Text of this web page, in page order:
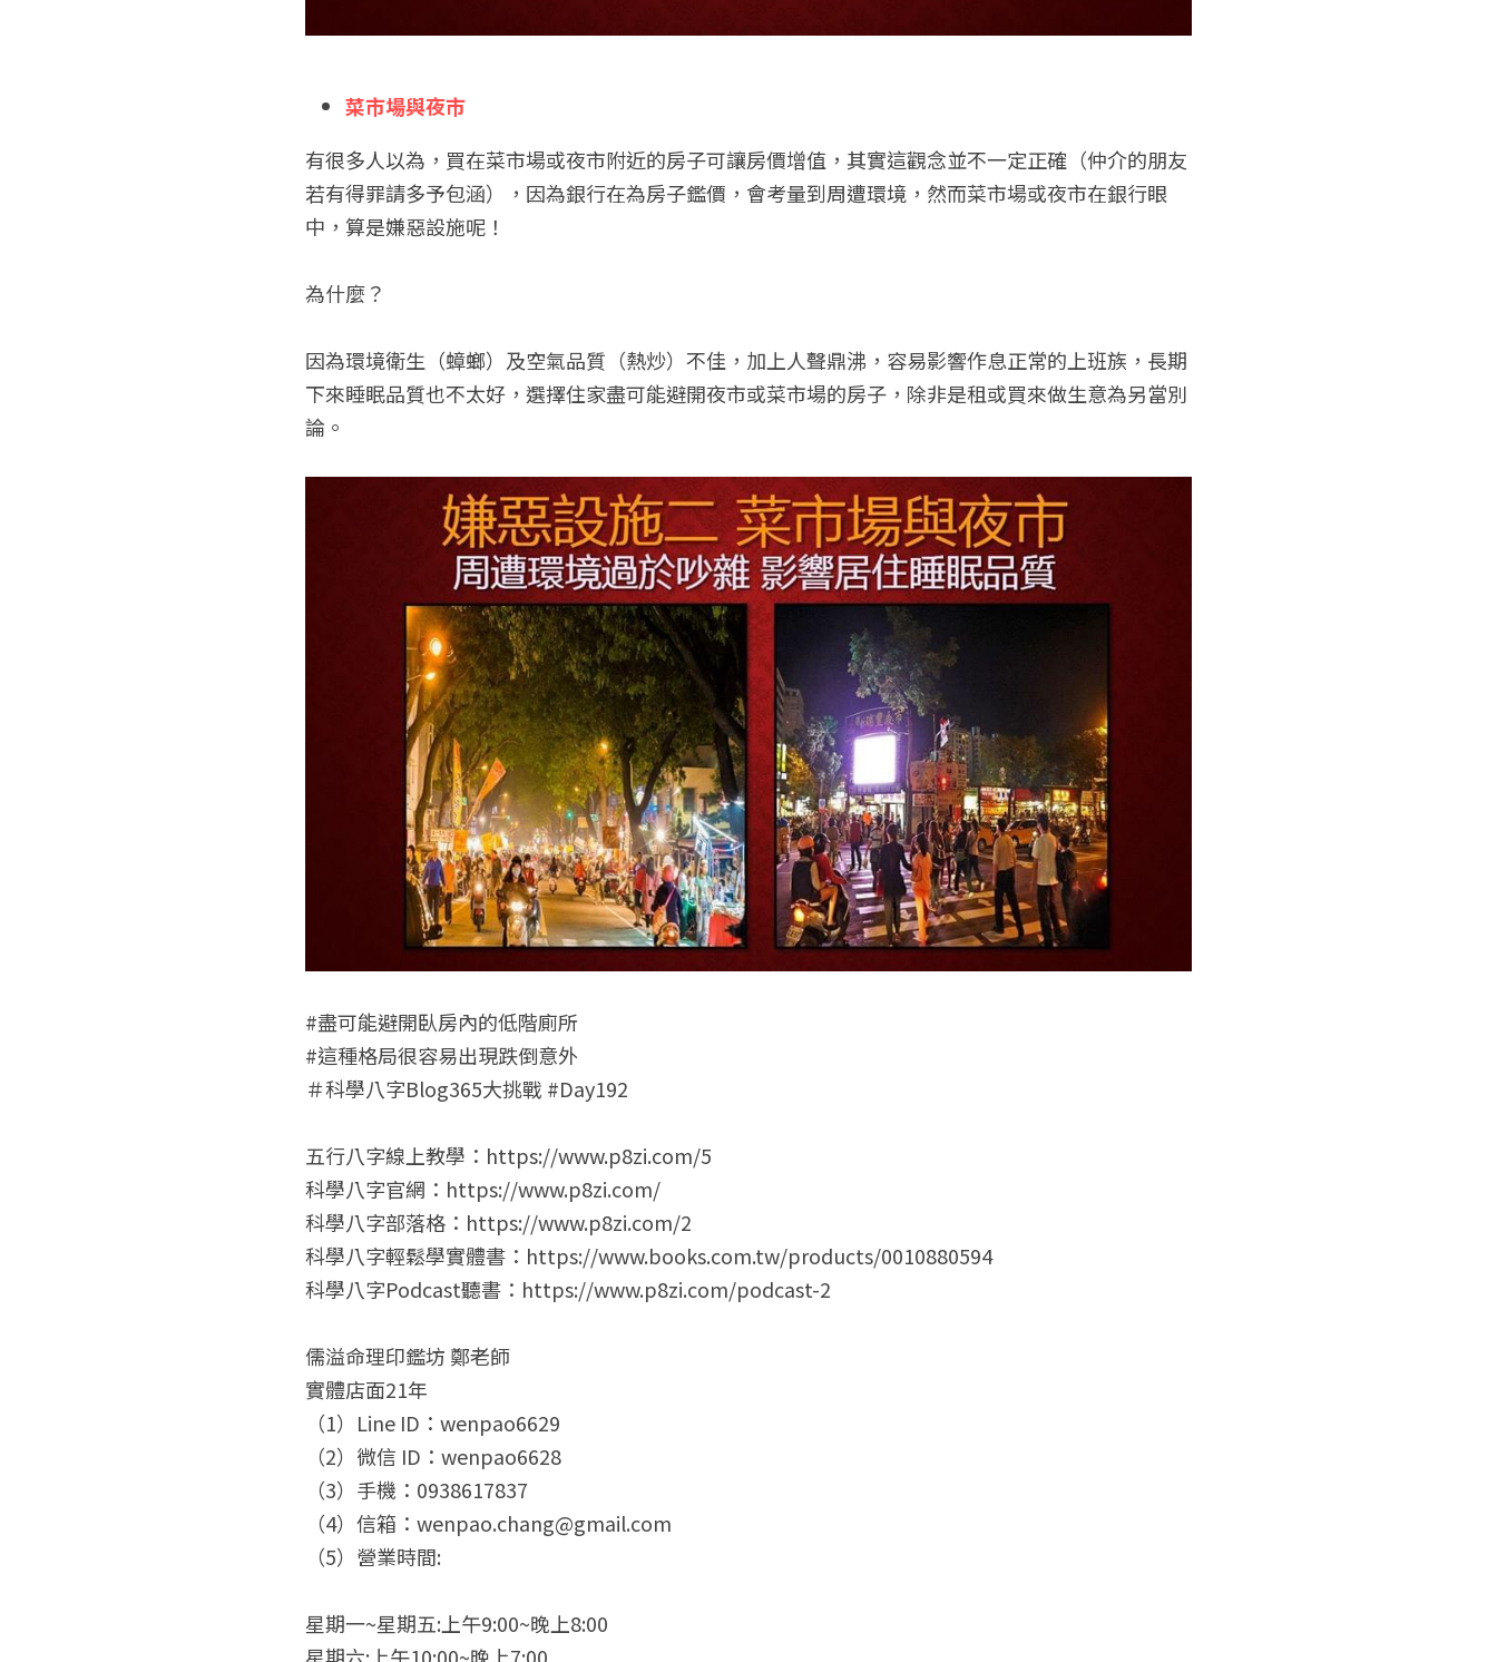
菜市場與夜市
有很多人以為，買在菜市場或夜市附近的房子可讓房價增值，其實這觀念並不一定正確（仲介的朋友
若有得罪請多予包涵），因為銀行在為房子鑑價，會考量到周遭環境，然而菜市場或夜市在銀行眼
中，算是嫌惡設施呢！
為什麼？
因為環境衛生（蟑螂）及空氣品質（熱炒）不佳，加上人聲鼎沸，容易影響作息正常的上班族，長期
下來睡眠品質也不太好，選擇住家盡可能避開夜市或菜市場的房子，除非是租或買來做生意為另當別
論。
#盡可能避開臥房內的低階廁所
#這種格局很容易出現跌倒意外
＃科學八字Blog365大挑戰 #Day192
五行八字線上教學：https://www.p8zi.com/5
科學八字官網：https://www.p8zi.com/
科學八字部落格：https://www.p8zi.com/2
科學八字輕鬆學實體書：https://www.books.com.tw/products/0010880594
科學八字Podcast聽書：https://www.p8zi.com/podcast-2
儒溢命理印鑑坊 鄭老師
實體店面21年
（1）Line ID：wenpao6629
（2）微信 ID：wenpao6628
（3）手機：0938617837
（4）信箱：wenpao.chang@gmail.com
（5）營業時間:
星期一~星期五:上午9:00~晚上8:00